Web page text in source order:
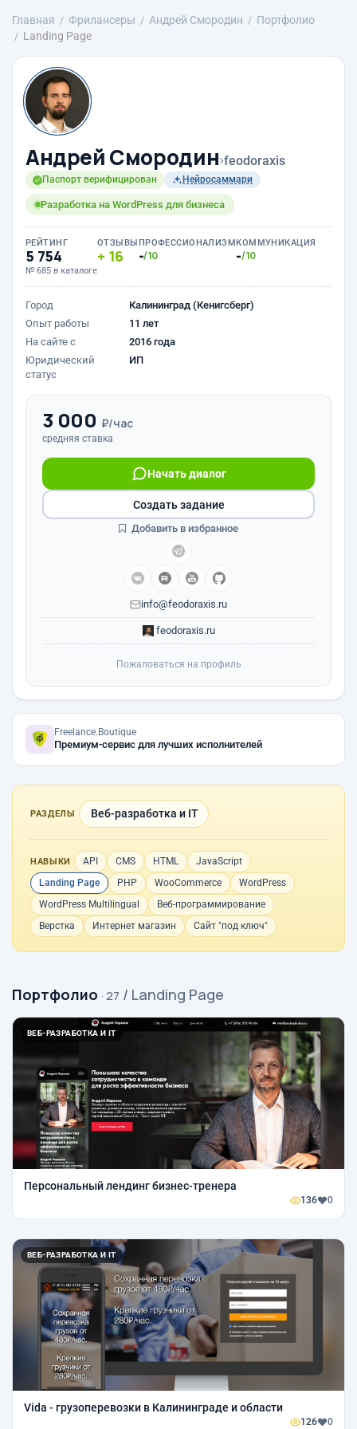
Главная Фрилансеры Андрей Смородин
Портфолио
Landing Page
Андрей Смородин›feodoraxis
Паспорт верифицирован Нейросаммари
Разработка на WordPress для бизнеса
РЕЙТИНГ
5 754
№ 685 в каталоге
ОТЗЫВЫ
16
ПРОФЕССИОНАЛИЗМ
-/10
КОММУНИКАЦИЯ
-/10
Город
Калининград (Кенигсберг)
Опыт работы
11 лет
На сайте с
2016 года
Юридический
статус
ИП
3 000 ₽/час
средняя ставка
Начать диалог
info@feodoraxis.ru
feodoraxis.ru
Создать задание
Добавить в избранное
Пожаловаться на профиль
Freelance.Boutique
Премиум-сервис для лучших исполнителей
РАЗДЕЛЫ Веб-разработка и IT
НАВЫКИ API CMS HTML
JavaScript
Landing Page
PHP WooCommerce
WordPress
WordPress Multilingual
Веб-программирование
Верстка
Интернет магазин Сайт "под ключ"
Портфолио · 27 / Landing Page
ВЕБ-РАЗРАБОТКА И IT
Персональный лендинг бизнес-тренера
136 0
ВЕБ-РАЗРАБОТКА И IT
Vida - грузоперевозки в Калининграде и области
126 0